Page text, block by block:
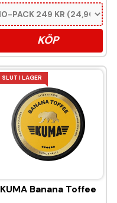
KÖP
SLUT I LAGER
KUMA Banana Toffee